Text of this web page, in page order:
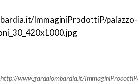
http://www.gardalombardia.it/